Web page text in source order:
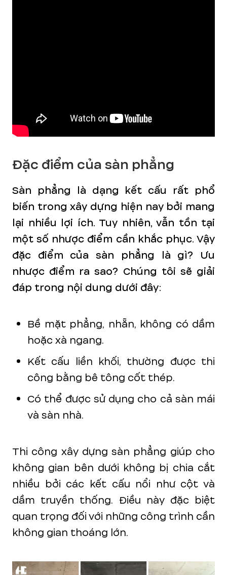
Đặc điểm của sàn phẳng
Sàn phẳng là dạng kết cấu rất phổ
biến trong xây dựng hiện nay bởi mang
lại nhiều lợi ích. Tuy nhiên, vẫn tồn tại
một số nhược điểm cần khắc phục. Vậy
đặc điểm của sàn phẳng là gì? Ưu
nhược điểm ra sao? Chúng tôi sẽ giải
đáp trong nội dung dưới đây:
Bề mặt phẳng, nhẵn, không có dầm
hoặc xà ngang.
Kết cấu liền khối, thường được thi
công bằng bê tông cốt thép.
Có thể được sử dụng cho cả sàn mái
và sàn nhà.
Thi công xây dựng sàn phẳng giúp cho
không gian bên dưới không bị chia cắt
nhiều bởi các kết cấu nổi như cột và
dầm truyền thống. Điều này đặc biệt
quan trọng đối với những công trình cần
không gian thoáng lớn.